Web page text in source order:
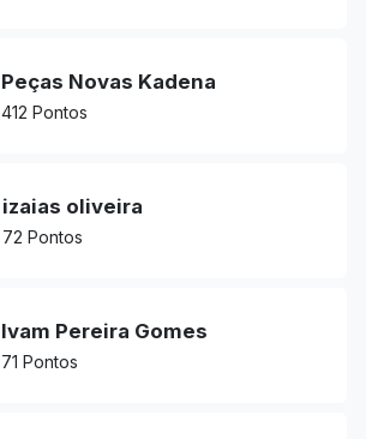
Peças Novas Kadena
412 Pontos
izaias oliveira
72 Pontos
Ivam Pereira Gomes
71 Pontos